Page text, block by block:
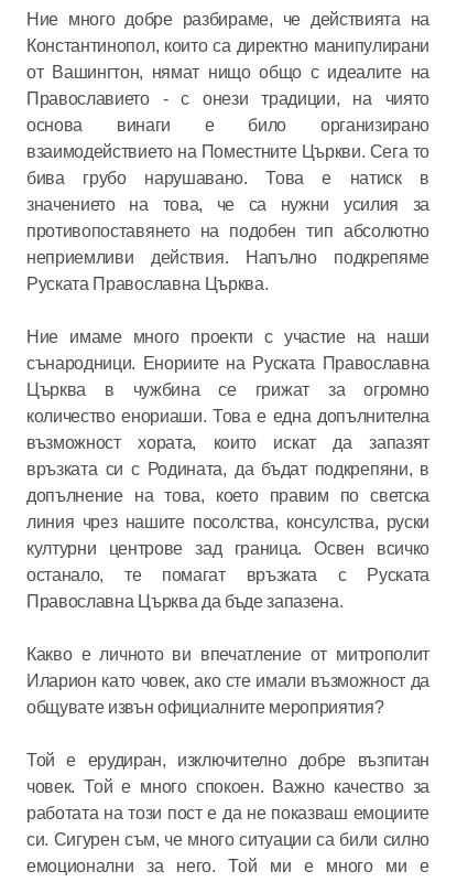
Ние много добре разбираме, че действията на
Константинопол, които са директно манипулирани
от Вашингтон, нямат нищо общо с идеалите на
Православието - с онези традиции, на чиято
основа винаги е било организирано
взаимодействието на Поместните Църкви. Сега то
бива грубо нарушавано. Това е натиск в
значението на това, че са нужни усилия за
противопоставянето на подобен тип абсолютно
неприемливи действия. Напълно подкрепяме
Руската Православна Църква.
Ние имаме много проекти с участие на наши
сънародници. Енориите на Руската Православна
Църква в чужбина се грижат за огромно
количество енориаши. Това е една допълнителна
възможност хората, които искат да запазят
връзката си с Родината, да бъдат подкрепяни, в
допълнение на това, което правим по светска
линия чрез нашите посолства, консулства, руски
културни центрове зад граница. Освен всичко
останало, те помагат връзката с Руската
Православна Църква да бъде запазена.
Какво е личното ви впечатление от митрополит
Иларион като човек, ако сте имали възможност да
общувате извън официалните мероприятия?
Той е ерудиран, изключително добре възпитан
човек. Той е много спокоен. Важно качество за
работата на този пост е да не показваш емоциите
си. Сигурен съм, че много ситуации са били силно
емоционални за него. Той ми е много ми е